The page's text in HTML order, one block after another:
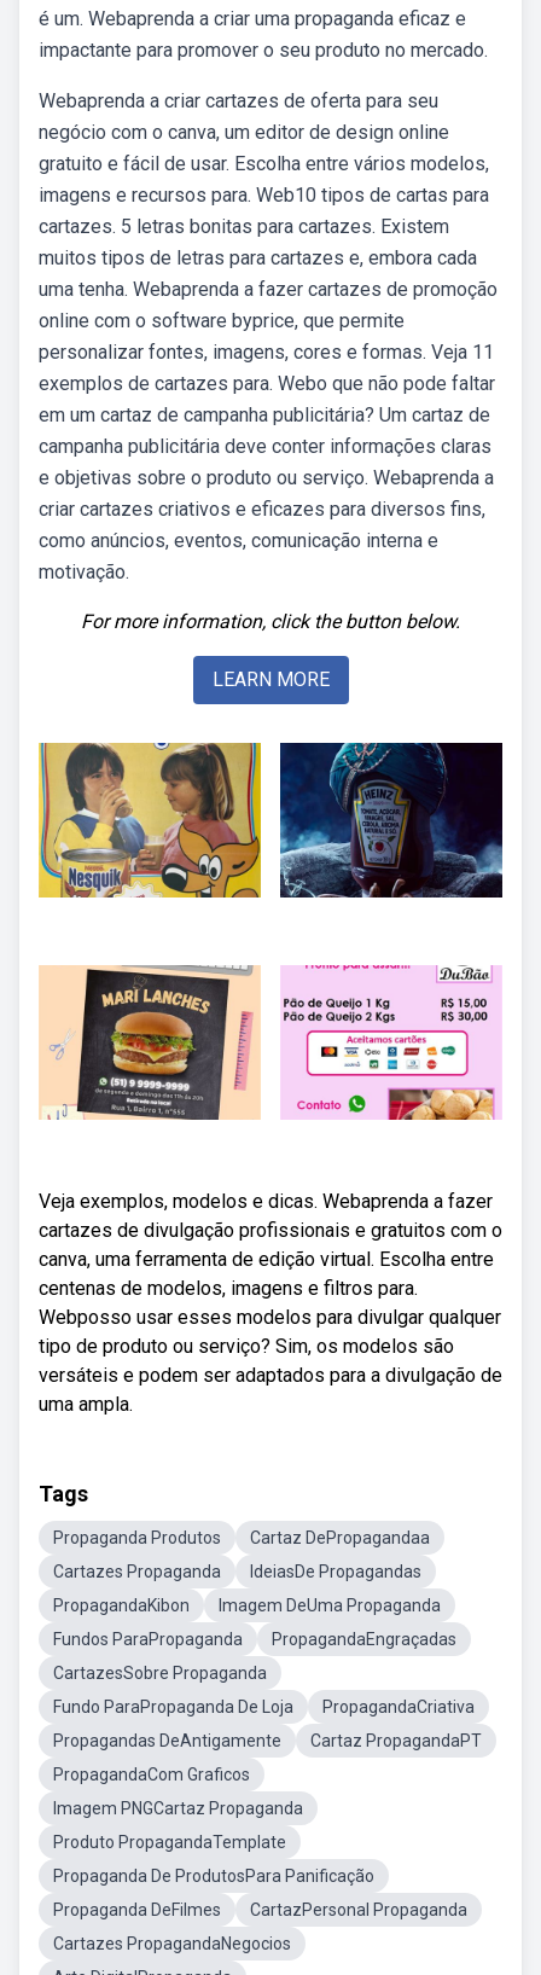
é um. Webaprenda a criar uma propaganda eficaz e
impactante para promover o seu produto no mercado.
Webaprenda a criar cartazes de oferta para seu
negócio com o canva, um editor de design online
gratuito e fácil de usar. Escolha entre vários modelos,
imagens e recursos para. Web10 tipos de cartas para
cartazes. 5 letras bonitas para cartazes. Existem
muitos tipos de letras para cartazes e, embora cada
uma tenha. Webaprenda a fazer cartazes de promoção
online com o software byprice, que permite
personalizar fontes, imagens, cores e formas. Veja 11
exemplos de cartazes para. Webo que não pode faltar
em um cartaz de campanha publicitária? Um cartaz de
campanha publicitária deve conter informações claras
e objetivas sobre o produto ou serviço. Webaprenda a
criar cartazes criativos e eficazes para diversos fins,
como anúncios, eventos, comunicação interna e
motivação.
For more information, click the button below.
LEARN MORE
Veja exemplos, modelos e dicas. Webaprenda a fazer
cartazes de divulgação profissionais e gratuitos com o
canva, uma ferramenta de edição virtual. Escolha entre
centenas de modelos, imagens e filtros para.
Webposso usar esses modelos para divulgar qualquer
tipo de produto ou serviço? Sim, os modelos são
versáteis e podem ser adaptados para a divulgação de
uma ampla.
Tags
Propaganda Produtos
Cartaz DePropagandaa
Cartazes Propaganda
IdeiasDe Propagandas
PropagandaKibon
Imagem DeUma Propaganda
Fundos ParaPropaganda
PropagandaEngraçadas
CartazesSobre Propaganda
Fundo ParaPropaganda De Loja
PropagandaCriativa
Propagandas DeAntigamente
Cartaz PropagandaPT
PropagandaCom Graficos
Imagem PNGCartaz Propaganda
Produto PropagandaTemplate
Propaganda De ProdutosPara Panificação
Propaganda DeFilmes
CartazPersonal Propaganda
Cartazes PropagandaNegocios